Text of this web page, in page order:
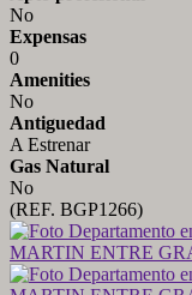
No
Expensas
0
Amenities
No
Antiguedad
A Estrenar
Gas Natural
No
(REF. BGP1266)